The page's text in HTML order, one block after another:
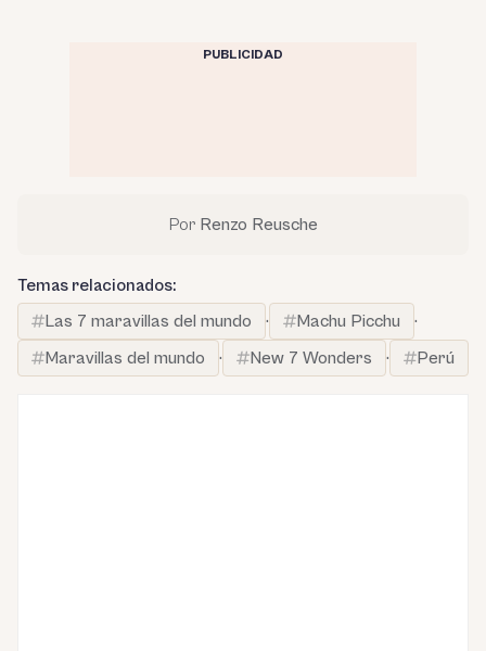
PUBLICIDAD
Por Renzo Reusche
Temas relacionados:
Las 7 maravillas del mundo
· Machu Picchu
·
Maravillas del mundo
· New 7 Wonders · Perú